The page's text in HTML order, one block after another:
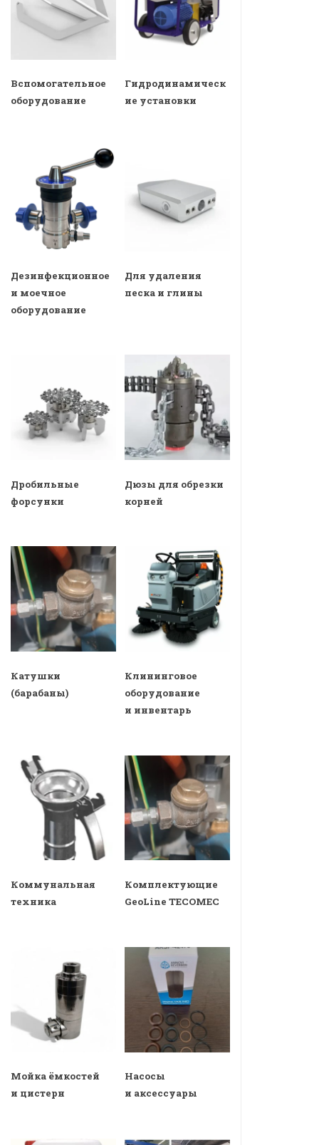
Вспомогательное
оборудование
Гидродинамическ
ие установки
Дезинфекционное
и моечное
оборудование
Для удаления
песка и глины
Дробильные
форсунки
Дюзы для обрезки
корней
Катушки
(барабаны)
Клининговое
оборудование
и инвентарь
Коммунальная
техника
Комплектующие
GeoLine TECOMEC
Мойка ёмкостей
и цистерн
Насосы
и аксессуары